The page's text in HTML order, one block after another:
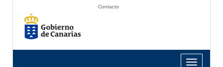
Contacto
Toggle